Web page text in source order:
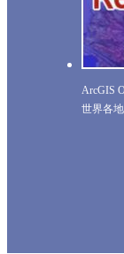
ArcGIS
世界各